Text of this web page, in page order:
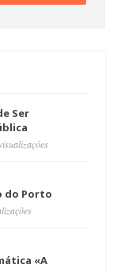
Ser
do Porto
«A